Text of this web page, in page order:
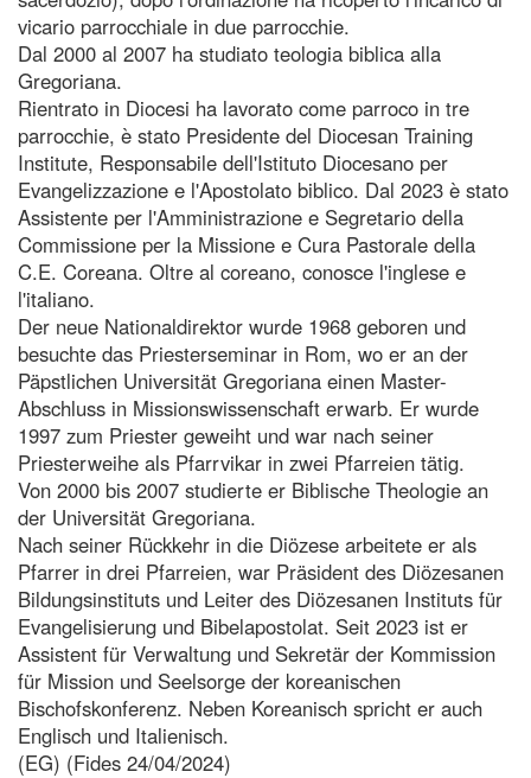
vicario parrocchiale in due parrocchie.
Dal 2000 al 2007 ha studiato teologia biblica alla
Gregoriana.
Rientrato in Diocesi ha lavorato come parroco in tre
parrocchie, è stato Presidente del Diocesan Training
Institute, Responsabile dell'Istituto Diocesano per
Evangelizzazione e l'Apostolato biblico. Dal 2023 è stato
Assistente per l'Amministrazione e Segretario della
Commissione per la Missione e Cura Pastorale della
C.E. Coreana. Oltre al coreano, conosce l'inglese e
l'italiano.
Der neue Nationaldirektor wurde 1968 geboren und
besuchte das Priesterseminar in Rom, wo er an der
Päpstlichen Universität Gregoriana einen Master-
Abschluss in Missionswissenschaft erwarb. Er wurde
1997 zum Priester geweiht und war nach seiner
Priesterweihe als Pfarrvikar in zwei Pfarreien tätig.
Von 2000 bis 2007 studierte er Biblische Theologie an
der Universität Gregoriana.
Nach seiner Rückkehr in die Diözese arbeitete er als
Pfarrer in drei Pfarreien, war Präsident des Diözesanen
Bildungsinstituts und Leiter des Diözesanen Instituts für
Evangelisierung und Bibelapostolat. Seit 2023 ist er
Assistent für Verwaltung und Sekretär der Kommission
für Mission und Seelsorge der koreanischen
Bischofskonferenz. Neben Koreanisch spricht er auch
Englisch und Italienisch.
(EG) (Fides 24/04/2024)